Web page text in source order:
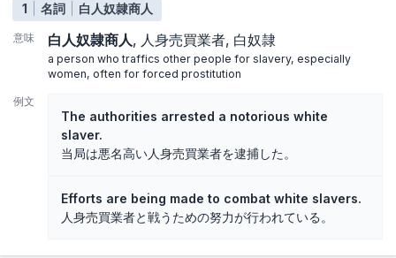
1 名詞 白人奴隷商人
意味 白人奴隷商人 人身売買業者 白奴隷
a person who traffics other people for slavery, especially
women, often for forced prostitution
例文
The authorities arrested a notorious white
slaver.
当局は悪名高い人身売買業者を逮捕した。
Efforts are being made to combat white slavers.
人身売買業者と戦うための努力が行われている。